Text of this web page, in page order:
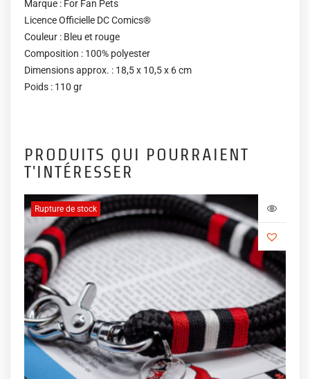
Marque : For Fan Pets
Licence Officielle DC Comics®
Couleur : Bleu et rouge
Composition : 100% polyester
Dimensions approx. : 18,5 x 10,5 x 6 cm
Poids : 110 gr
PRODUITS QUI POURRAIENT
T'INTÉRESSER
Rupture de stock